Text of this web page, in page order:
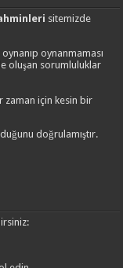
sitemizde
oynanmaması
oluşan sorumluluklar
zaman için kesin bir
doğrulamıştır.